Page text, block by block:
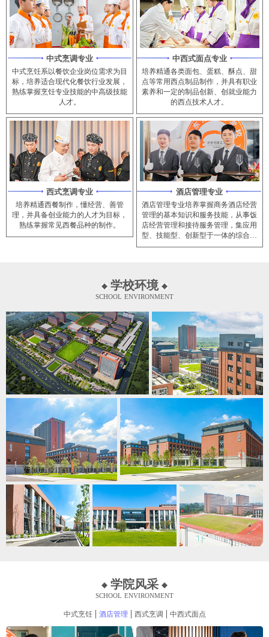
中式烹调专业
中式烹饪系以餐饮企业岗位需求为目
标，培养适合现代化餐饮行业发展，
熟练掌握烹饪专业技能的中高级技能
人才。
中西式面点专业
培养精通各类面包、蛋糕、酥点、甜
点等常用西点制品制作，并具有职业
素养和一定的制品创新、创就业能力
的西点技术人才。
西式烹调专业
培养精通西餐制作，懂经营、善管
理，并具备创业能力的人才为目标，
熟练掌握常见西餐品种的制作。
酒店管理专业
酒店管理专业培养掌握商务酒店经营
管理的基本知识和服务技能，从事饭
店经营管理和接待服务管理，集应用
型、技能型、创新型于一体的综合型
管理人员。
学校环境
school environment
学院风采
school environment
中式烹饪 酒店管理 西式烹调 中西式面点